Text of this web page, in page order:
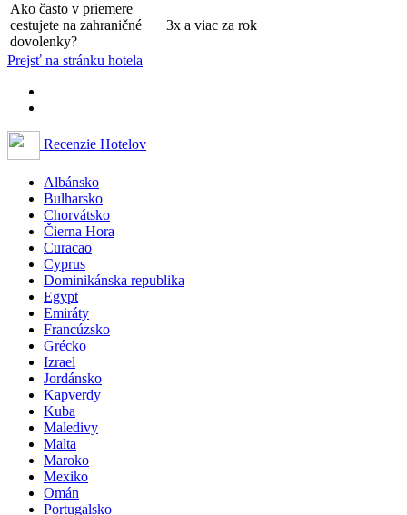
Ako často v priemere
cestujete na zahraničné
dovolenky?
3x a viac za rok
Prejsť na stránku hotela
Recenzie Hotelov
Albánsko
Bulharsko
Chorvátsko
Čierna Hora
Curacao
Cyprus
Dominikánska republika
Egypt
Emiráty
Francúzsko
Grécko
Izrael
Jordánsko
Kapverdy
Kuba
Maledivy
Malta
Maroko
Mexiko
Omán
Portugalsko